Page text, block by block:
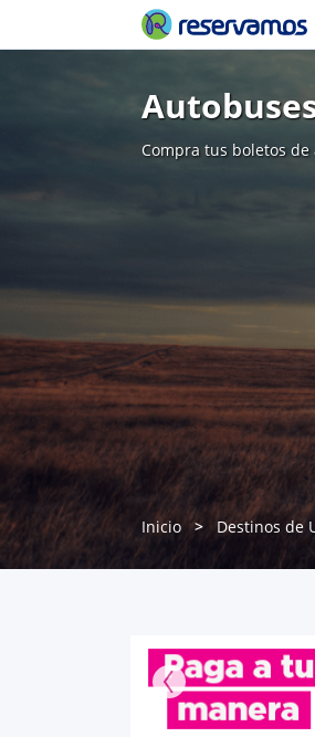
Compra tus boletos
Inicio Destinos de